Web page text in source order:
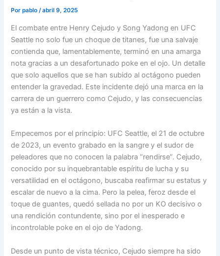
Porpablo/abril 9, 2025
El combate entre Henry Cejudo y Song Yadong en UFC
Seattle no solo fue un choque de titanes, fue una salvaje
contienda que, lamentablemente, terminó en una amarga
nota gracias a un desafortunado poke en el ojo. Un detalle
que solo aquellos que se han subido al octágono pueden
entender la gravedad. Este incidente dejó una marca en la
carrera de un guerrero como Cejudo, y las consecuencias
ya están a la vista.
Empecemos por el principio: UFC Seattle, el 21 de octubre
de 2023, un evento grabado en la sangre y el sudor de
peleadores que no conocen la palabra “rendirse”. Cejudo,
conocido por su inquebrantable espíritu de lucha y su
versatilidad en el octágono, buscaba reafirmar su estatus y
escalar de nuevo a la cima. Pero la pelea, feroz desde el
toque de guantes, quedó sellada no por un KO decisivo o
una rendición contundente, sino por el inesperado e
incontrolable poke en el ojo de Yadong.
Desde un punto de vista técnico, Cejudo siempre ha sido